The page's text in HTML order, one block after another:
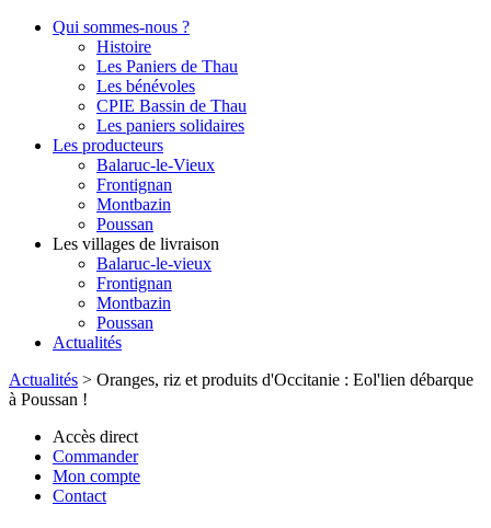
Qui sommes-nous ?
Histoire
Les Paniers de Thau
Les bénévoles
CPIE Bassin de Thau
Les paniers solidaires
Les producteurs
Balaruc-le-Vieux
Frontignan
Montbazin
Poussan
Les villages de livraison
Balaruc-le-vieux
Frontignan
Montbazin
Poussan
Actualités
Actualités > Oranges, riz et produits d'Occitanie : Eol'lien débarque
à Poussan !
Accès direct
Commander
Mon compte
Contact